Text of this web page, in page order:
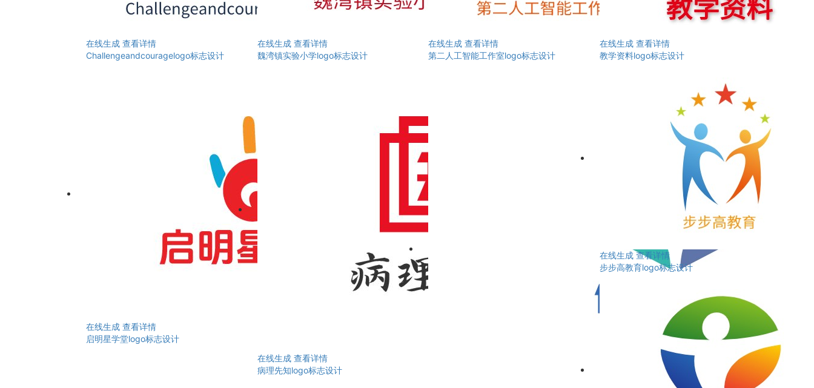
在线生成 查看详情
Challengeandcouragelogo标志设计
在线生成 查看详情
魏湾镇实验小学logo标志设计
在线生成 查看详情
第二人工智能工作室logo标志设计
在线生成 查看详情
教学资料logo标志设计
在线生成 查看详情
启明星学堂logo标志设计
在线生成 查看详情
病理先知logo标志设计
在线生成 查看详情
步步高教育logo标志设计